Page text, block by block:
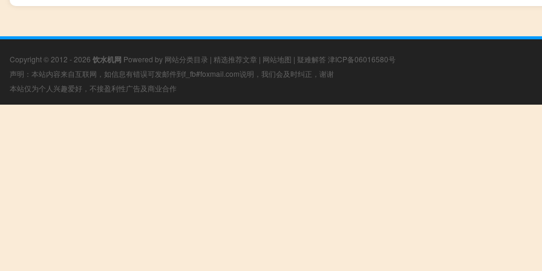
Copyright © 2012 - 2026 饮水机网 Powered by 网站分类目录 | 精选推荐文章 | 网站地图 | 疑难解答 津ICP备06016580号
声明：本站内容来自互联网，如信息有错误可发邮件到f_fb#foxmail.com说明，我们会及时纠正，谢谢
本站仅为个人兴趣爱好，不接盈利性广告及商业合作